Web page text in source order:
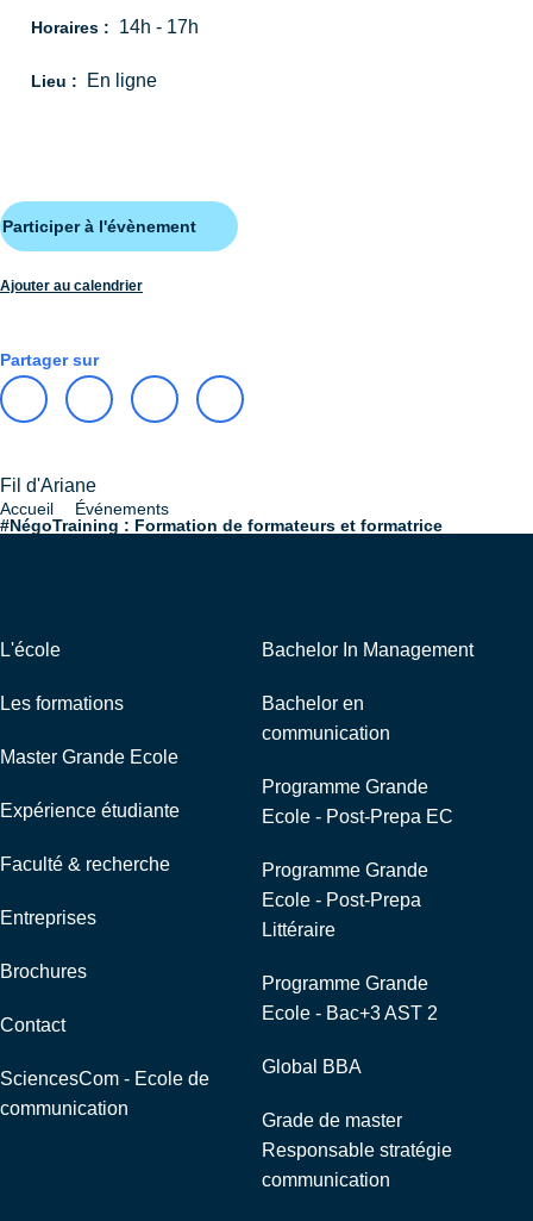
Horaires : 14h - 17h
Lieu : En ligne
Participer à l'évènement
Ajouter au calendrier
Partager sur
Fil d'Ariane
Accueil
Événements
#NégoTraining : Formation de formateurs et formatrice
L'école
Les formations
Master Grande Ecole
Expérience étudiante
Faculté & recherche
Entreprises
Brochures
Contact
SciencesCom - Ecole de
communication
Bachelor In Management
Bachelor en
communication
Programme Grande
Ecole - Post-Prepa EC
Programme Grande
Ecole - Post-Prepa
Littéraire
Programme Grande
Ecole - Bac+3 AST 2
Global BBA
Grade de master
Responsable stratégie
communication